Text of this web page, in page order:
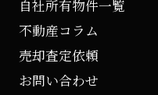
自社所有物件一覧
不動産コラム
売却査定依頼
お問い合わせ